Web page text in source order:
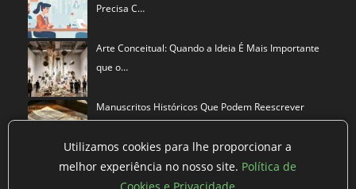
Precisa C…
Arte Conceitual: Quando a Ideia É Mais Importante
que o…
Manuscritos Históricos Que Podem Reescrever
Utilizamos cookies para lhe proporcionar a
melhor experiência no nosso site. Política de